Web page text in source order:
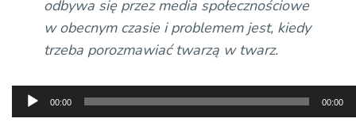
odbywa się przez media społecznościowe
w obecnym czasie i problemem jest, kiedy
trzeba porozmawiać twarzą w twarz.
Odtwarzacz
plików
00:00 00:00